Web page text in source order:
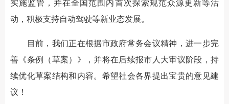
实施监管，并在全国范围内首次探索规范众源更新等活
动，积极支持自动驾驶等新业态发展。
目前，我们正在根据市政府常务会议精神，进一步完
善《条例（草案）》，并将在后续报市人大审议阶段，持
续优化草案结构和内容。希望社会各界提出宝贵的意见建
议！